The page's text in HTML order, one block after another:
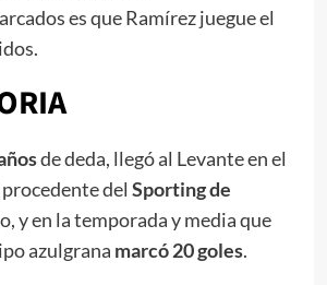
es que Ramírez juegue el
de deda, llegó al Levante en el
del Sporting de
y en la temporada y media que
azulgrana marcó 20 goles.